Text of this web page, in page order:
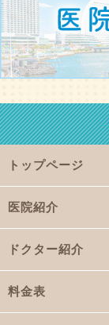
トップページ
医院紹介
ドクター紹介
料金表